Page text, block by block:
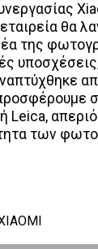
θα
της
Leica,
των